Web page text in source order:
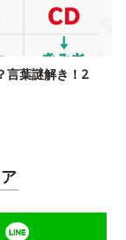
言葉謎解き！2